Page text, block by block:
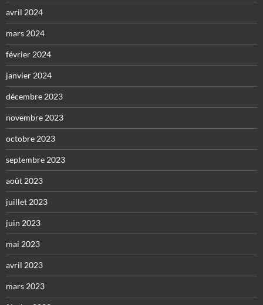
avril 2024
mars 2024
février 2024
janvier 2024
décembre 2023
novembre 2023
octobre 2023
septembre 2023
août 2023
juillet 2023
juin 2023
mai 2023
avril 2023
mars 2023